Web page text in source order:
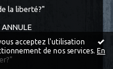
acceptez l'utilisation
de nos services. En
la liberté?"